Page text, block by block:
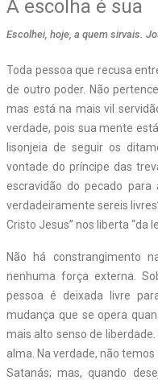
A escolha é sua
Escolhei, hoje, a quem sirvais.
Toda pessoa que recusa
de outro poder. Não
mas está na mais vil
verdade, pois sua mente
lisonjeia de seguir os
vontade do príncipe das
escravidão do pecado para
verdadeiramente sereis
Cristo Jesus” nos liberta “da
Não há constrangimento
nenhuma força externa.
pessoa é deixada livre
mudança que se opera
mais alto senso de
alma. Na verdade, não
Satanás; mas, quando